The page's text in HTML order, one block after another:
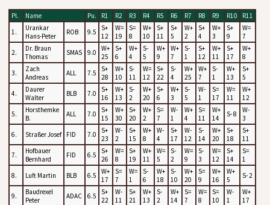
Pl. Name Pu. R1 R2 R3 R4 R5 R6 R7 R8 R9 R10
R11
1.
Urankar
Hans-Peter
ROB 9.5
S+
12
W=
19
S=
8
W+
10
S+
11
S+
5
W+
2
S+
4
W+
3
S+
9
W=
7
2.
Dr. Braun
Thomas
SMAS 9.0
W+
25
S+
6
W+
4
S-
5
W+
9
W+
7
S-
1
S+
12
W+
11
S+
17
W+
8
3.
Zach
Andreas
ALL 7.5
S+
28
W+
10
S-
11
W=
12
S+
22
S-
4
W+
25
W+
7
S-
1
W+
13
S+
5
4.
Daurer
Walter
BLB 7.0
S+
16
W+
13
S-
2
W+
20
S+
6
W+
3
S-
5
W-
1
S=
17
W=
11
W+
12
5.
Horsthemke
B.
ALL 7.0
S+
15
W+
30
S+
20
W+
2
S=
7
W-
1
W+
4
S=
11
W+
14
S- 8
W-
3
6.
Straßer Josef FID 7.0
S+
23
W-
2
S+
15
W+
8
W-
4
S+
17
W-
12
S-
14
W+
20
S+
18
S+
11
7.
Hofbauer
Bernhard
FID 6.5
S+
26
W=
8
S+
19
W+
11
W=
5
S-
2
W=
9
S-
3
W=
12
S+
14
S=
1
8.
Luft Martin BLB 6.5
W+
17
S=
7
W=
1
S-
6
W+
18
S-
10
W+
20
S=
9
W+
16
W+
5
S- 2
9.
Baudrexel
Peter
ADAC 6.5
S+
22
W-
11
S+
21
W+
13
S-
2
W+
14
S=
7
W=
8
S=
10
W-
1
W+
17